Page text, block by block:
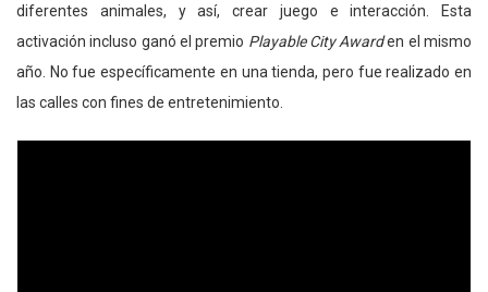
diferentes animales, y así, crear juego e interacción. Esta
activación incluso ganó el premio Playable City Awarden el mismo
año. No fue específicamente en una tienda, pero fue realizado en
las calles con fines de entretenimiento.